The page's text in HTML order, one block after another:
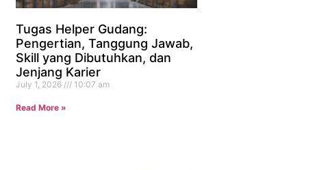
Tugas Helper Gudang:
Pengertian, Tanggung Jawab,
Skill yang Dibutuhkan, dan
Jenjang Karier
July 1, 2026 10:07 am
Read More »